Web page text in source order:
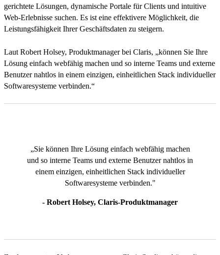
gerichtete Lösungen, dynamische Portale für Clients und intuitive
Web-Erlebnisse suchen. Es ist eine effektivere Möglichkeit, die
Leistungsfähigkeit Ihrer Geschäftsdaten zu steigern.
Laut Robert Holsey, Produktmanager bei Claris, „können Sie Ihre
Lösung einfach webfähig machen und so interne Teams und externe
Benutzer nahtlos in einem einzigen, einheitlichen Stack individueller
Softwaresysteme verbinden.“
„Sie können Ihre Lösung einfach webfähig machen
und so interne Teams und externe Benutzer nahtlos in
einem einzigen, einheitlichen Stack individueller
Softwaresysteme verbinden."
- Robert Holsey, Claris-Produktmanager